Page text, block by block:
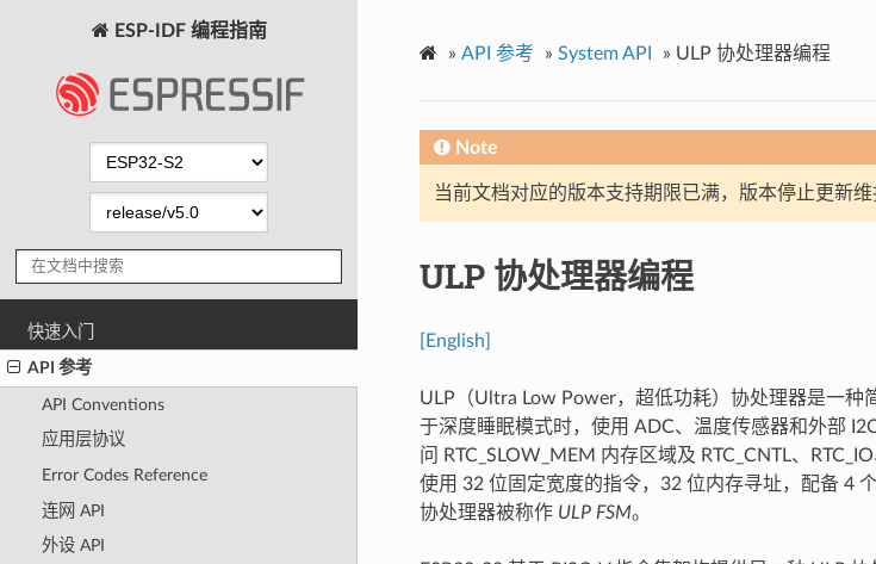
ESP-IDF 编程指南
快速入门
API 参考
API Conventions
应用层协议
Error Codes Reference
连网 API
外设 API
» API 参考 » System API » ULP 协处理器编程
Note
当前文档对应的版本支持期限已满，版本停止更新
ULP 协处理器编程
[English]
ULP（Ultra Low Power，超低功耗）协处理器是一种
于深度睡眠模式时，使用 ADC、温度传感器和外部
问 RTC_SLOW_MEM 内存区域及 RTC_CNTL、
使用 32 位固定宽度的指令，32 位内存寻址，配备 4
协处理器被称作 ULP FSM。